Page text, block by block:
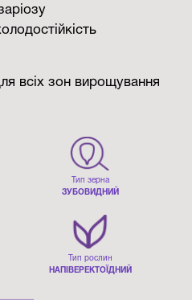
Тип зерна
ЗУБОВИДНИЙ
Тип рослин
НАПІВЕРЕКТОЇДНИЙ
зон вирощування